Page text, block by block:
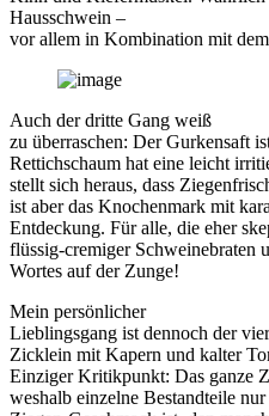
Hausschwein –
vor allem in Kombination mit
Auch der dritte Gang weiß
zu überraschen: Der Gurkensaft
Rettichschaum hat eine leicht
stellt sich heraus, dass
ist aber das Knochenmark mit
Entdeckung. Für alle, die eher
flüssig-cremiger Schweinebraten
Wortes auf der Zunge!
Mein persönlicher
Lieblingsgang ist dennoch der
Zicklein mit Kapern und kalter
Einziger Kritikpunkt: Das ganze
weshalb einzelne Bestandteile